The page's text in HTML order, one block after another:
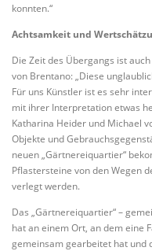
konnten.“
Achtsamkeit und
Die Zeit des Übergangs ist
von Brentano: „Diese
Für uns Künstler ist es sehr
mit ihrer Interpretation etwas
Katharina Heider und Michael
Objekte und
neuen „Gärtnereiquartier“
Pflastersteine von den Wegen
verlegt werden.
Das „Gärtnereiquartier“ –
hat an einem Ort, an dem eine
gemeinsam gearbeitet hat und